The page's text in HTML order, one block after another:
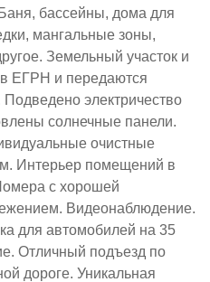
бассейны, дома для
мангальные зоны,
Земельный участок и
в ЕГРН и передаются
Подведено электричество
солнечные панели.
очистные
Интерьер помещений в
с хорошей
Видеонаблюдение.
для автомобилей на 35
Отличный подъезд по
дороге. Уникальная